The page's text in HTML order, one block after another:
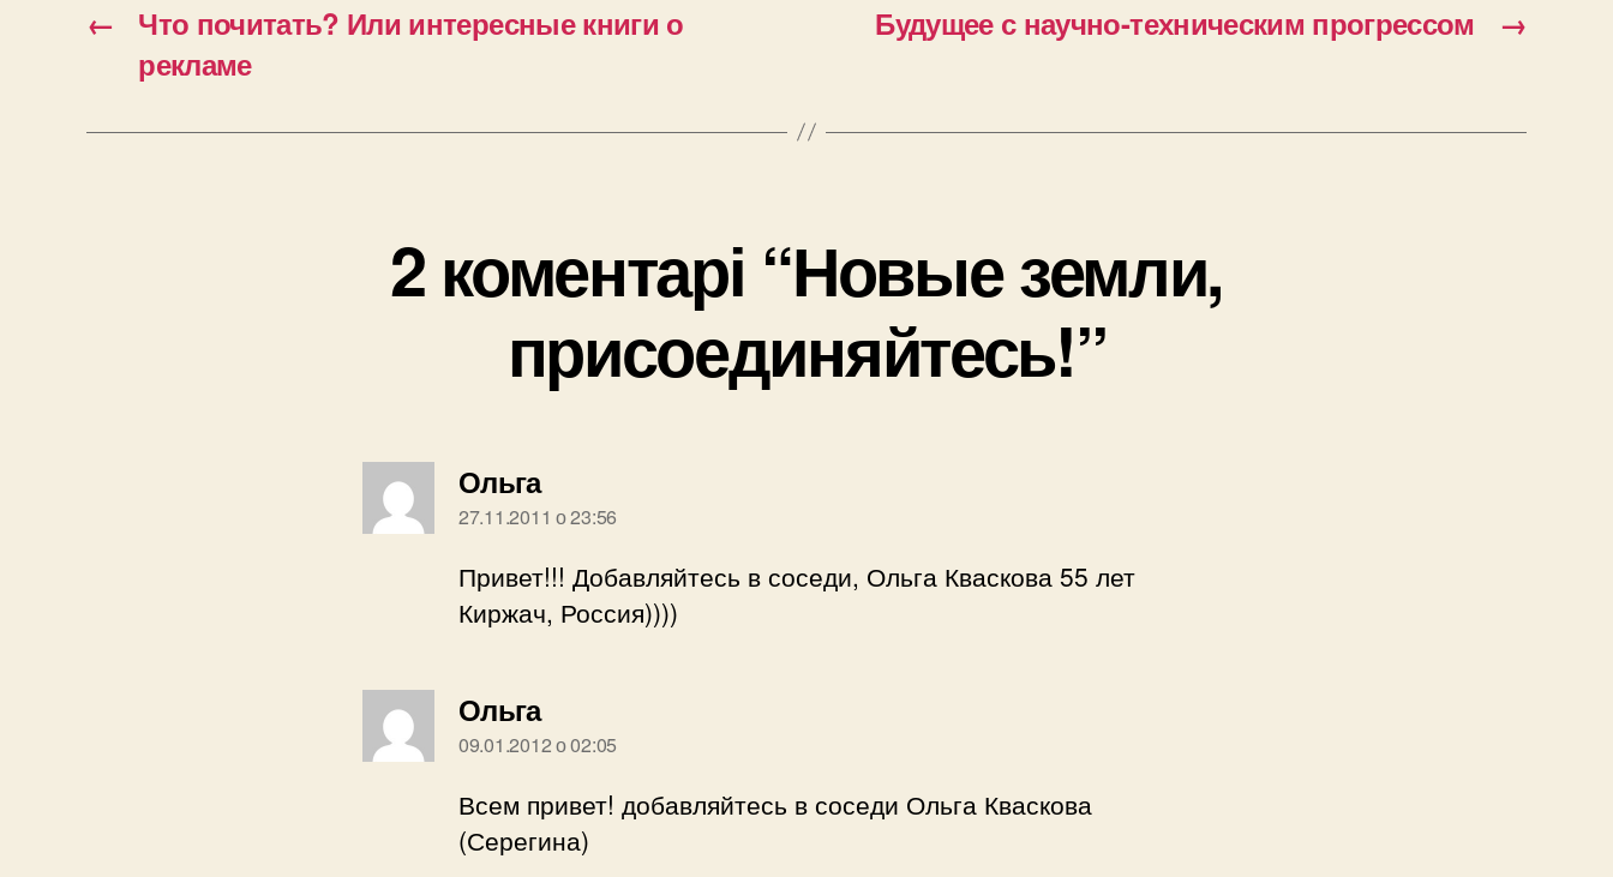
←
Что почитать? Или интересные книги о
рекламе
→
Будущее с научно-техническим прогрессом
2 коментарі “Новые земли,
присоединяйтесь!”
Ольгаговорить:
27.11.2011 о 23:56
Привет!!! Добавляйтесь в соседи, Ольга Кваскова 55 лет
Киржач, Россия))))
Ольгаговорить:
09.01.2012 о 02:05
Всем привет! добавляйтесь в соседи Ольга Кваскова
(Серегина)